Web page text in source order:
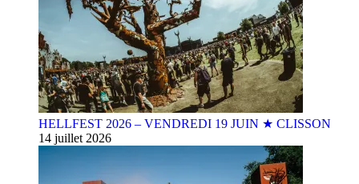
HELLFEST 2026 – VENDREDI 19 JUIN ★ CLISSON
14 juillet 2026